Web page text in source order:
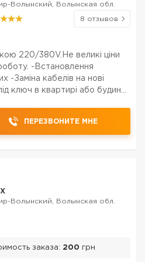
Волынский, Волынская обл.
8 отзывов
220/380V.Не великі ціни
-Встановлення
-Заміна кабелів на нові
ключ в квартирі або будинку
ПЕРЕЗВОНИТЕ МНЕ
Волынский, Волынская обл.
заказа: 200 грн